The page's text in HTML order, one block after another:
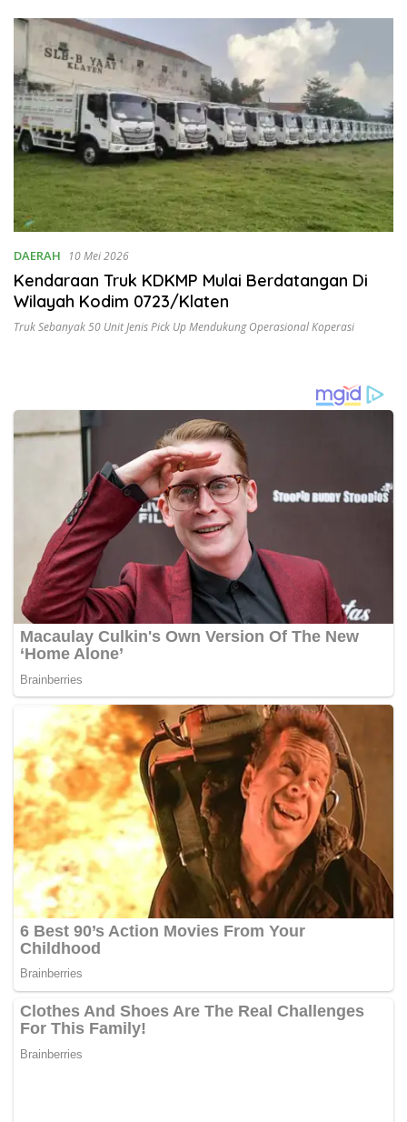
DAERAH 10 Mei 2026
Kendaraan Truk KDKMP Mulai Berdatangan Di
Wilayah Kodim 0723/Klaten
Truk Sebanyak 50 Unit Jenis Pick Up Mendukung Operasional Koperasi